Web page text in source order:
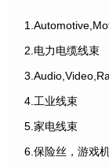
2.电力电缆线束
4.工业线束
5.家电线束
6.保险丝，游戏